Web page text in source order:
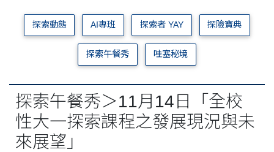
探索動態 AI專班 探索者 YAY 探險寶典
探索午餐秀 哇塞秘境
探索午餐秀＞11月14日「全校
性大一探索課程之發展現況與未
來展望」